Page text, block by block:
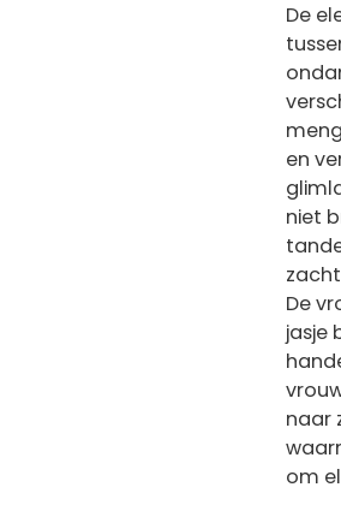
De
en
niet
De
jasje
naar
om